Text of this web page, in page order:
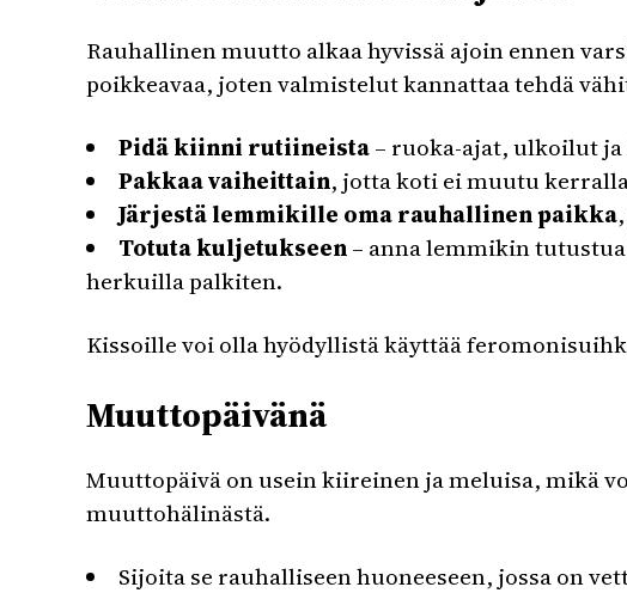
Rauhallinen muutto alkaa hyvissä ajoin ennen
poikkeavaa, joten valmistelut kannattaa tehdä
Pidä kiinni rutiineista– ruoka-ajat, ulkoilut
Pakkaa vaiheittain, jotta koti ei muutu
Järjestä lemmikille oma rauhallinen paikka
Totuta kuljetukseen– anna lemmikin
herkuilla palkiten.
Kissoille voi olla hyödyllistä käyttää
Muuttopäivänä
Muuttopäivä on usein kiireinen ja meluisa, mikä
muuttohälinästä.
Sijoita se rauhalliseen huoneeseen, jossa on